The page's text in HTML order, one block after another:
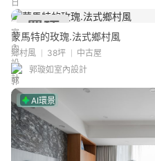
蒙馬特的玫瑰.法式鄉村風
鄉村風 38坪
中古屋
郭璇如室內設計
AI環景